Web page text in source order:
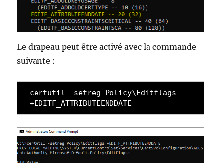
Le drapeau peut être activé avec la commande
suivante :
certutil -setreg Policy\Editflags
+EDITF_ATTRIBUTEENDDATE